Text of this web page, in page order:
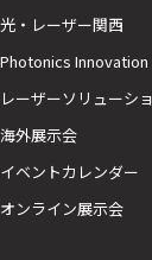
光・レーザー関西
Photonics Innovation
レーザーソリューシ
海外展示会
イベントカレンダー
オンライン展示会